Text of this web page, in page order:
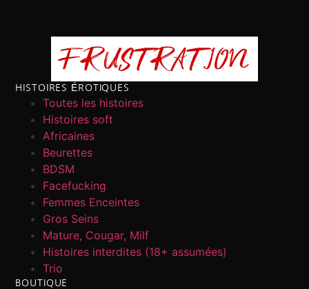
HISTOIRES ÉROTIQUES
Toutes les histoires
Histoires soft
Africaines
Beurettes
BDSM
Facefucking
Femmes Enceintes
Gros Seins
Mature, Cougar, Milf
Histoires interdites (18+ assumées)
Trio
BOUTIQUE